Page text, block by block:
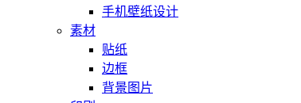
手机壁纸设计
素材
贴纸
边框
背景图片